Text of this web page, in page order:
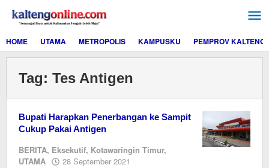
konten
HOME
UTAMA METROPOLIS KAMPUSKU PEMPROV KALTENG
Tag: Tes Antigen
Bupati Harapkan Penerbangan ke Sampit
Cukup Pakai Antigen
BERITA, Eksekutif, Kotawaringin Timur,
UTAMA
28 September 2021